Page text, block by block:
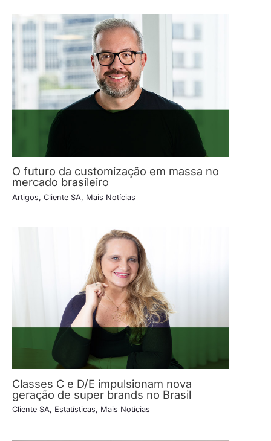
O futuro da customização em massa no
mercado brasileiro
Artigos, Cliente SA, Mais Notícias
Classes C e D/E impulsionam nova
geração de super brands no Brasil
Cliente SA, Estatísticas, Mais Notícias